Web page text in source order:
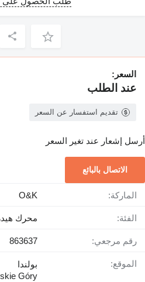
السعر:
عند الطلب
تقديم استفسار عن السعر
أرسل إشعار عند تغير السعر
الاتصال بالبائع
الماركة: O&K
الفئة: محرك
رقم مرجعي: 863637
الموقع:
بولندا
Góry